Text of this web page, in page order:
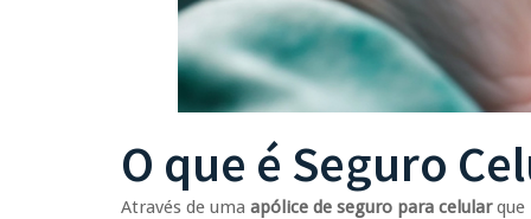
O que é Seguro
Através de uma apólice de seguro para celularque